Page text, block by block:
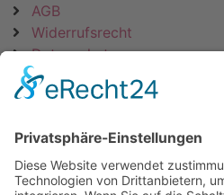
AGB
Widerrufsrecht
Datenschutz